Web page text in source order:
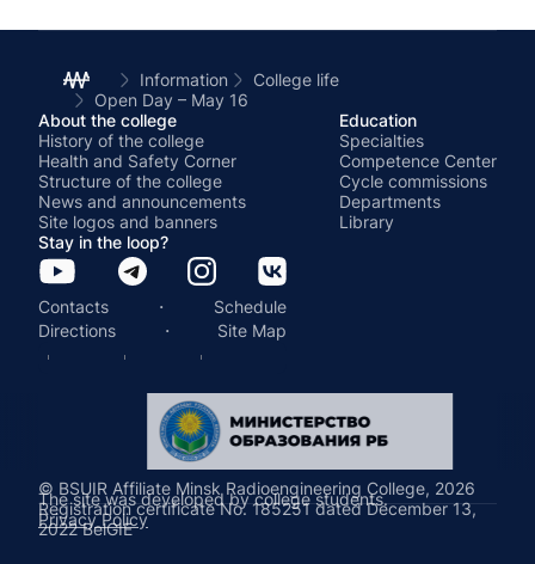
Information
College life
Open Day – May 16
About the college
History of the college
Health and Safety Corner
Structure of the college
News and announcements
Site logos and banners
Education
Specialties
Competence Center
Cycle commissions
Departments
Library
Stay in the loop?
Contacts ·
Schedule
Directions
· Site Map
The site was developed by college students.
Privacy Policy
© BSUIR Affiliate Minsk Radioengineering College, 2026
Registration certificate No. 185251 dated December 13,
2022 BelGIE